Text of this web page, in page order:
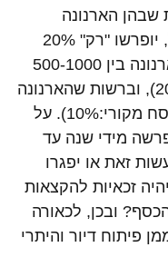
שבהן הארנונה
מעסקים נעה בין 1000-2000 שקל, יופרשו "רק" 20%
(נוסח מקורי: 35%), ברשויות שהארנונה בין 500-1000
שקל יופרשו 15% (נוסח מקורי:20%), וברשות שהארנונה
פחות מ-500 שקל יופרש 7.5% (נוסח מקורי:10%). על
מידי שנה עד
זאת או יפגרו
זכאיות להקצאות
ובכן, לכאורה
פיתוח דיור והיתרי